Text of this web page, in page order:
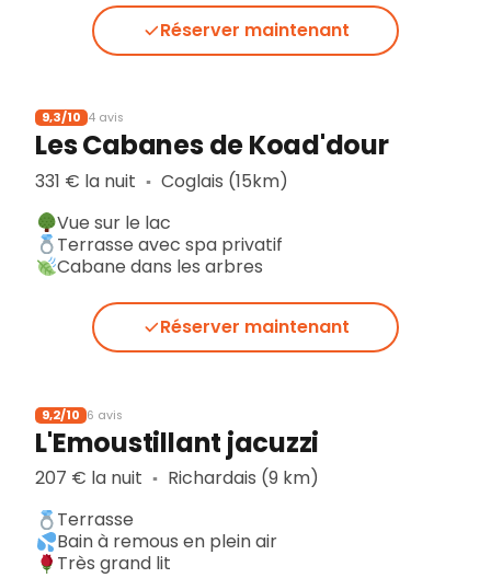
Réserver maintenant
9,3/10 4 avis
Les Cabanes de Koad'dour
331 € la nuit ▪︎ Coglais (15km)
Vue sur le lac
Terrasse avec spa privatif
Cabane dans les arbres
Réserver maintenant
9,2/10 6 avis
L'Emoustillant jacuzzi
207 € la nuit ▪︎ Richardais (9 km)
Terrasse
Bain à remous en plein air
Très grand lit